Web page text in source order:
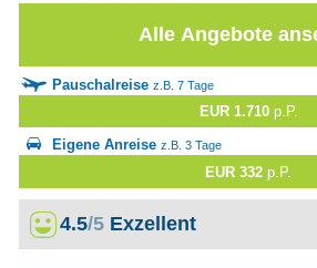
Alle Angebote
Pauschalreise z.B. 7 Tage
EUR 1.710 p.P.
Eigene Anreise z.B. 3 Tage
EUR 332 p.P.
4.5/5 Exzellent